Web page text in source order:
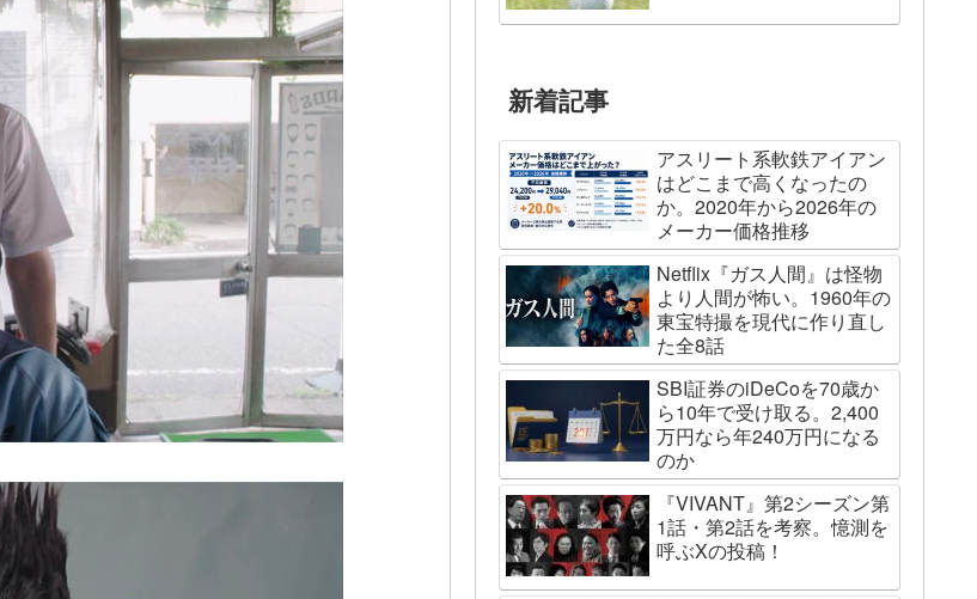
新着記事
アスリート系軟鉄アイアン
はどこまで高くなったの
か。2020年から2026年の
メーカー価格推移
Netflix『ガス人間』は怪物
より人間が怖い。1960年の
東宝特撮を現代に作り直し
た全8話
SBI証券のiDeCoを70歳か
ら10年で受け取る。2,400
万円なら年240万円になる
のか
『VIVANT』第2シーズン第
1話・第2話を考察。憶測を
呼ぶXの投稿！